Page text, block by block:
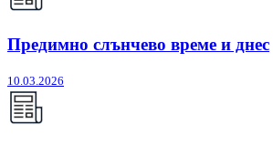
Предимно слънчево време и днес
10.03.2026